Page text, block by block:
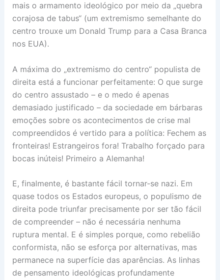
mais o armamento ideológico por meio da „quebra
corajosa de tabus“ (um extremismo semelhante do
centro trouxe um Donald Trump para a Casa Branca
nos EUA).
A máxima do „extremismo do centro“ populista de
direita está a funcionar perfeitamente: O que surge
do centro assustado – e o medo é apenas
demasiado justificado – da sociedade em bárbaras
emoções sobre os acontecimentos de crise mal
compreendidos é vertido para a política: Fechem as
fronteiras! Estrangeiros fora! Trabalho forçado para
bocas inúteis! Primeiro a Alemanha!
E, finalmente, é bastante fácil tornar-se nazi. Em
quase todos os Estados europeus, o populismo de
direita pode triunfar precisamente por ser tão fácil
de compreender – não é necessária nenhuma
ruptura mental. E é simples porque, como rebelião
conformista, não se esforça por alternativas, mas
permanece na superfície das aparências. As linhas
de pensamento ideológicas profundamente